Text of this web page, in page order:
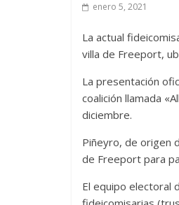
enero 5, 2021
La actual
villa de Freeport,
La presentación
coalición llamada
diciembre.
Piñeyro, de origen
de Freeport para
El equipo electoral